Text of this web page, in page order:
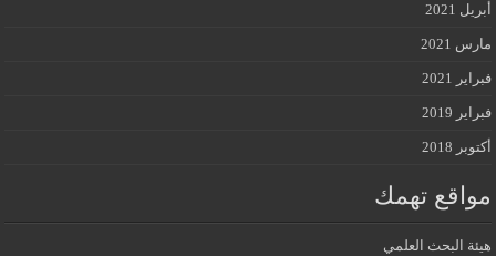
أبريل 2021
مارس 2021
فبراير 2021
فبراير 2019
أكتوبر 2018
مواقع تهمك
هيئة البحث العلمي